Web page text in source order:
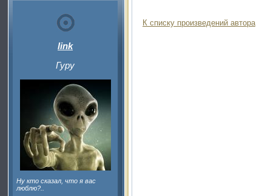
link
Гуру
Ну кто сказал, что я вас
люблю?..
К списку произведений автора